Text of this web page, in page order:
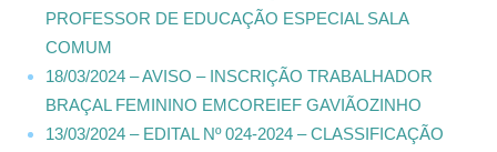
PROFESSOR DE EDUCAÇÃO ESPECIAL SALA
COMUM
18/03/2024 – AVISO – INSCRIÇÃO TRABALHADOR
BRAÇAL FEMININO EMCOREIEF GAVIÃOZINHO
13/03/2024 – EDITAL Nº 024-2024 – CLASSIFICAÇÃO